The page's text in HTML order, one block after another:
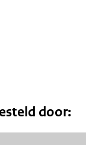
door: